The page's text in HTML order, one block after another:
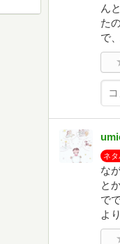
ん
た
で
ネタ
な
と
で
よ